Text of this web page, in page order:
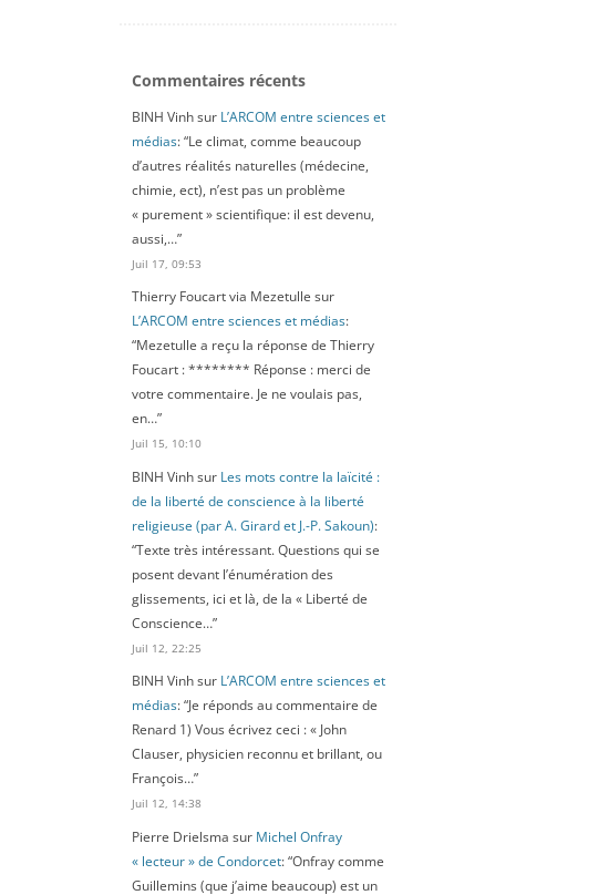
Commentaires récents
BINH Vinhsur L’ARCOM entre sciences et
médias: “Le climat, comme beaucoup
d’autres réalités naturelles (médecine,
chimie, ect), n’est pas un problème
« purement » scientifique: il est devenu,
aussi,…”
Juil 17, 09:53
Thierry Foucart via Mezetulle sur
L’ARCOM entre sciences et médias:
“Mezetulle a reçu la réponse de Thierry
Foucart : ******** Réponse : merci de
votre commentaire. Je ne voulais pas,
en…”
Juil 15, 10:10
BINH Vinhsur Les mots contre la laïcité :
de la liberté de conscience à la liberté
religieuse (par A. Girard et J.-P. Sakoun):
“Texte très intéressant. Questions qui se
posent devant l’énumération des
glissements, ici et là, de la « Liberté de
Conscience…”
Juil 12, 22:25
BINH Vinhsur L’ARCOM entre sciences et
médias: “Je réponds au commentaire de
Renard 1) Vous écrivez ceci : « John
Clauser, physicien reconnu et brillant, ou
François…”
Juil 12, 14:38
Pierre Drielsma sur Michel Onfray
« lecteur » de Condorcet: “Onfray comme
Guillemins (que j’aime beaucoup) est un